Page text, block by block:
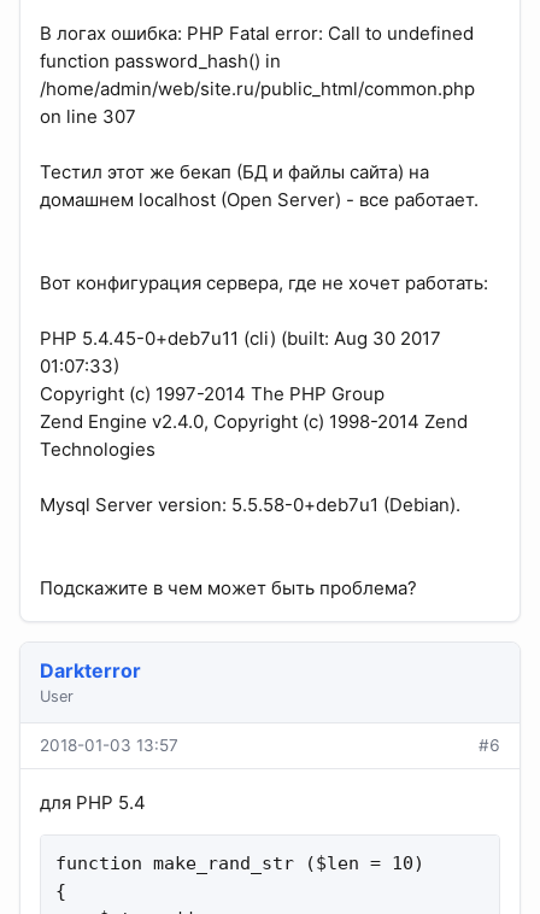
В логах ошибка: PHP Fatal error: Call to undefined
function password_hash() in
/home/admin/web/site.ru/public_html/common.php
on line 307
Тестил этот же бекап (БД и файлы сайта) на
домашнем localhost (Open Server) - все работает.
Вот конфигурация сервера, где не хочет работать:
PHP 5.4.45-0+deb7u11 (cli) (built: Aug 30 2017
01:07:33)
Copyright (c) 1997-2014 The PHP Group
Zend Engine v2.4.0, Copyright (c) 1998-2014 Zend
Technologies
Mysql Server version: 5.5.58-0+deb7u1 (Debian).
Подскажите в чем может быть проблема?
Darkterror
User
2018-01-03 13:57 #6
для PHP 5.4
function make_rand_str ($len = 10)
{